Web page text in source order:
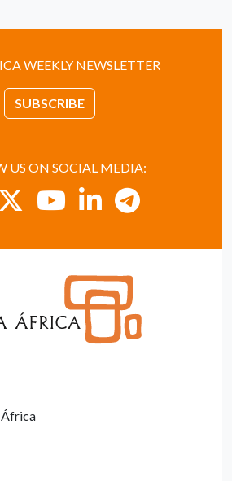
WEEKLY NEWSLETTER
SUBSCRIBE
US ON SOCIAL MEDIA:
África